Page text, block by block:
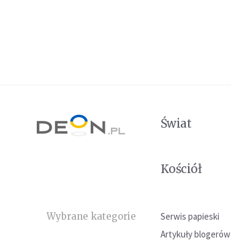
Świat
Kościół
Wybrane kategorie Serwis papieski
Artykuły blogerów